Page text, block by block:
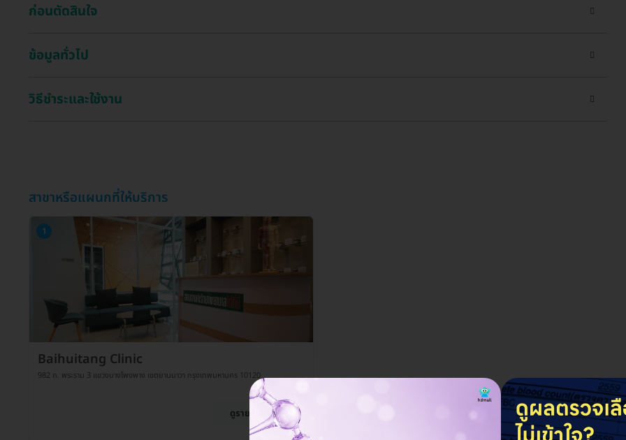
ก่อนตัดสินใจ
ข้อมูลทั่วไป
วิธีชำระและใช้งาน
สาขาหรือแผนกที่ให้บริการ
1
Baihuitang Clinic
982 ถ. พระราม 3 แขวงบางโพงพาง เขตยานนาวา กรุงเทพมหานคร 10120
ดูรายละเอียด